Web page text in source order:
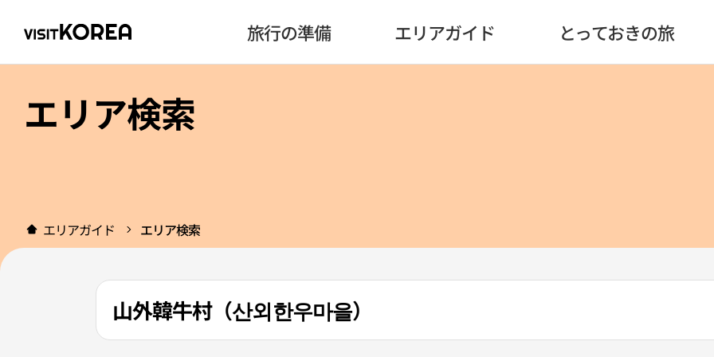
旅行の準備 エリアガイド とっておきの旅
エリア検索
エリアガイド エリア検索
山外韓牛村（산외한우마을）